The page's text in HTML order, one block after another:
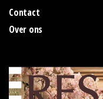
Contact
Over ons